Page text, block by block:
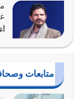
وعد الله
والاستبشار
يوليو 29, 2026
القرآن
معرفة
يوليو 28, 2026
متابعات